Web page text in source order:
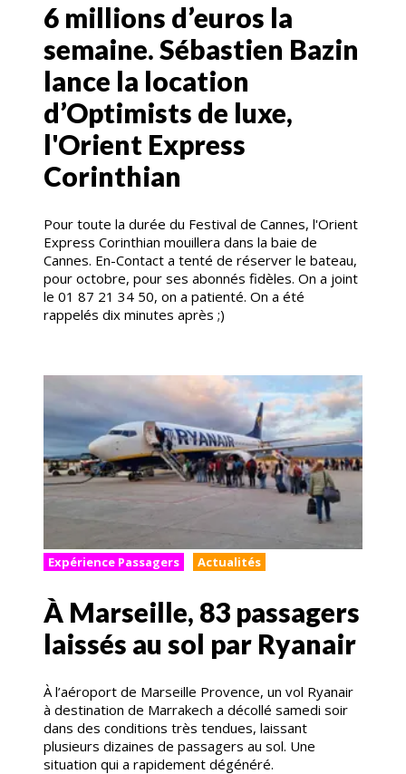
6 millions d’euros la
semaine. Sébastien Bazin
lance la location
d’Optimists de luxe,
l'Orient Express
Corinthian
Pour toute la durée du Festival de Cannes, l'Orient
Express Corinthian mouillera dans la baie de
Cannes. En-Contact a tenté de réserver le bateau,
pour octobre, pour ses abonnés fidèles. On a joint
le 01 87 21 34 50, on a patienté. On a été
rappelés dix minutes après ;)
Expérience Passagers Actualités
À Marseille, 83 passagers
laissés au sol par Ryanair
À l’aéroport de Marseille Provence, un vol Ryanair
à destination de Marrakech a décollé samedi soir
dans des conditions très tendues, laissant
plusieurs dizaines de passagers au sol. Une
situation qui a rapidement dégénéré.